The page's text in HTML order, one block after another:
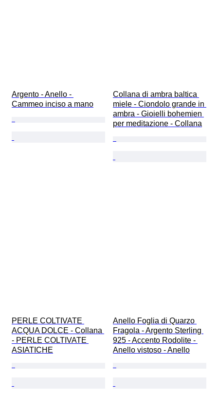
Argento - Anello -
Cammeo inciso a mano
Collana di ambra baltica
miele - Ciondolo grande in
ambra - Gioielli bohemien
per meditazione - Collana
PERLE COLTIVATE
ACQUA DOLCE - Collana
- PERLE COLTIVATE
ASIATICHE
Anello Foglia di Quarzo
Fragola - Argento Sterling
925 - Accento Rodolite -
Anello vistoso - Anello